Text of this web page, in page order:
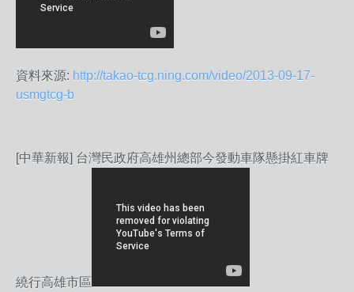
資料來源: http://takao-tcg.ning.com/video/2013-09-17-
usmgtcg-b
[中華新報] 台灣民政府高雄州總部今發動車隊懸掛紅車牌
繞行高雄市區